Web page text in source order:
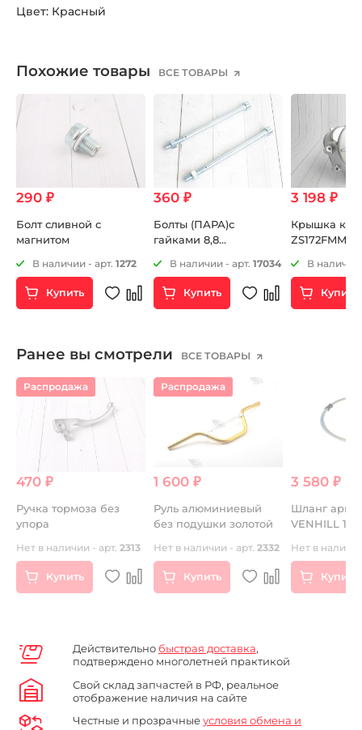
Цвет: Красный
Похожие товары ВСЕ ТОВАРЫ
290 ₽
Болт сливной с
магнитом
В наличии - арт. 1272
Купить
360 ₽
Болты (ПАРА)с
гайками 8,8
М8х130мм
В наличии - арт. 17034
Купить
3 198 ₽
Крышка
ZS172FMM-5
В наличии
Купить
Ранее вы смотрели ВСЕ ТОВАРЫ
Распродажа
470 ₽
Ручка тормоза без
упора
Нет в наличии - арт. 2313
Купить
Распродажа
1 600 ₽
Руль алюминиевый
без подушки золотой
Нет в наличии - арт. 2332
Купить
3 580 ₽
Шланг
VENHILL 1700мм
Нет в
Купить
Действительно быстрая доставка,
подтверждено многолетней практикой
Свой склад запчастей в РФ, реальное
отображение наличия на сайте
Честные и прозрачныеусловия обмена и